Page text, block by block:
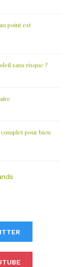
point est
sans risque ?
pour bien